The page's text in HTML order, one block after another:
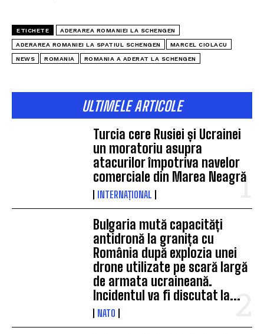
ETICHETE ADERAREA ROMANIEI LA SCHENGEN
ADERAREA ROMANIEI LA SPATIUL SCHENGEN MARCEL CIOLACU
NEWS ROMANIA ROMANIA A ADERAT LA SCHENGEN
ULTIMELE ARTICOLE
Turcia cere Rusiei și Ucrainei
un moratoriu asupra
atacurilor împotriva navelor
comerciale din Marea Neagră
INTERNAȚIONAL
Bulgaria mută capacități
antidronă la granița cu
România după explozia unei
drone utilizate pe scară largă
de armata ucraineană.
Incidentul va fi discutat la...
NATO